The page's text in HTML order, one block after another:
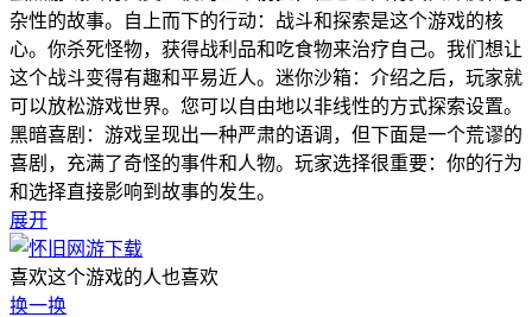
杂性的故事。自上而下的行动：战斗和探索是这个游戏的核
心。你杀死怪物，获得战利品和吃食物来治疗自己。我们想让
这个战斗变得有趣和平易近人。迷你沙箱：介绍之后，玩家就
可以放松游戏世界。您可以自由地以非线性的方式探索设置。
黑暗喜剧：游戏呈现出一种严肃的语调，但下面是一个荒谬的
喜剧，充满了奇怪的事件和人物。玩家选择很重要：你的行为
和选择直接影响到故事的发生。
展开
喜欢这个游戏的人也喜欢
换一换